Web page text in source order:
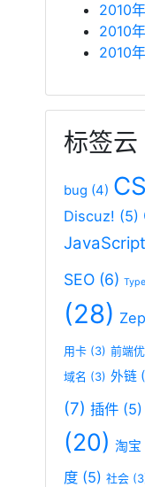
2010
2010
2010
标签云
bug (4)
Discuz! (5)
JavaScript
SEO (6)
(28)
用卡 (3) 前端
域名 (3) 外链
(7) 插件 (5)
(20) 淘宝
度 (5) 社会